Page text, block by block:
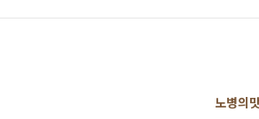
노병의